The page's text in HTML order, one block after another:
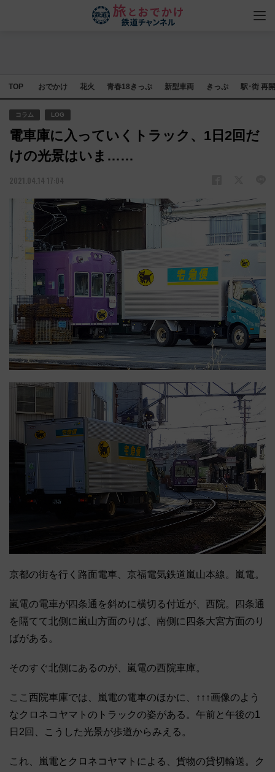
TOP おでかけ 花火 青春18きっぷ 新型車両 きっぷ 駅･街 再
コラム LOG
電車庫に入っていくトラック、1日2回だ
けの光景はいま……
2021.04.14 17:04
京都の街を行く路面電車、京福電気鉄道嵐山本線。嵐電。
嵐電の電車が四条通を斜めに横切る付近が、西院。四条通
を隔てて北側に嵐山方面のりば、南側に四条大宮方面のり
ばがある。
そのすぐ北側にあるのが、嵐電の西院車庫。
ここ西院車庫では、嵐電の電車のほかに、↑↑↑画像のよう
なクロネコヤマトのトラックの姿がある。午前と午後の1
日2回、こうした光景が歩道からみえる。
これ、嵐電とクロネコヤマトによる、貨物の貸切輸送。ク